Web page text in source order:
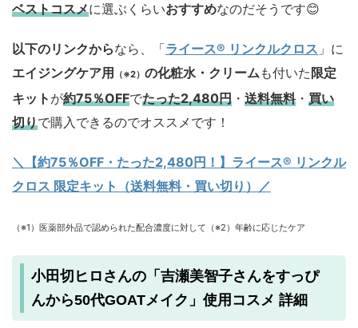
ベストコスメに選ぶくらいおすすめなのだそうです😊
以下のリンクからなら、「ライース® リンクルクロス 」に
エイジングケア用
（※2） の化粧水・クリームも付いた 限定
キット が約75％OFFでたった2,480円 ・ 送料無料・ 買い
切りで購入できるのでオススメです！
＼【約75％OFF・たった2,480円！ 】ライース® リンクル
クロス 限定キット（送料無料・買い切り）／
（※1）医薬部外品で認められた配合濃度に対して（※2）年齢に応じたケア
小田切ヒロさんの「吉瀬美智子さんをすっぴ
んから50代GOATメイク」使用コスメ 詳細